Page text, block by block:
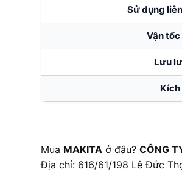
Sử dụng
Vận
Lưu
Mua MAKITA ở đâu? CÔNG
Địa chỉ: 616/61/198 Lê Đức